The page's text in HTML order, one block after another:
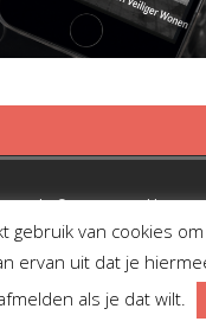
© 2019 Spreekbuis
gebruik van cookies
ervan uit dat je
als je dat wilt.